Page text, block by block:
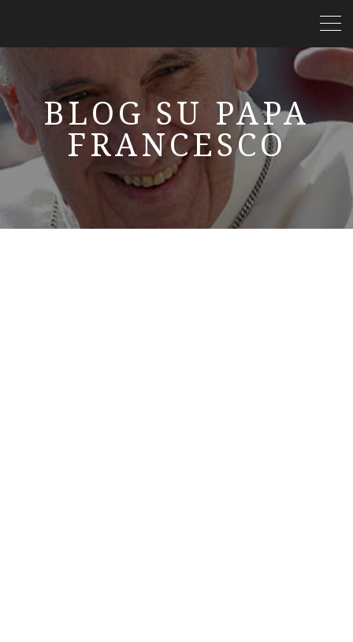
BLOG SU PAPA
FRANCESCO